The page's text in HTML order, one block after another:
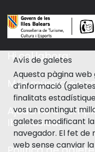
Hi col·labora:
Més música en
Ajuda'ns a
Ib-musicat
Avís de galetes
Aquesta pàgina
d’informació
finalitats
vos un contingut
galetes modificant
navegador. El fet
web sense canviar